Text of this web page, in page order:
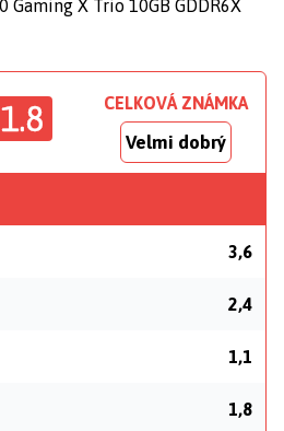
1.8 CELKOVÁ ZNÁMKA
Velmi dobrý
3,6
2,4
1,1
1,8